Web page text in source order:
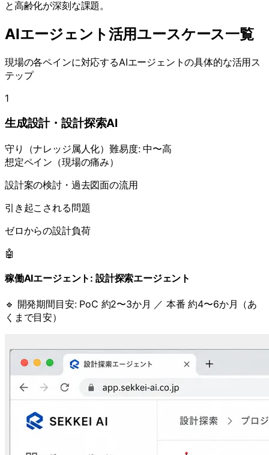
と高齢化が深刻な課題。
AIエージェント活用ユースケース一覧
現場の各ペインに対応するAIエージェントの具体的な活用ス
テップ
1
生成設計・設計探索AI
守り （ナレッジ属人化）難易度:中〜高
想定ペイン（現場の痛み）
設計案の検討・過去図面の流用
引き起こされる問題
ゼロからの設計負荷
🤖
稼働AIエージェント: 設計探索エージェント
🔹 開発期間目安: PoC 約2〜3か月 ／ 本番 約4〜6か月（あ
くまで目安）